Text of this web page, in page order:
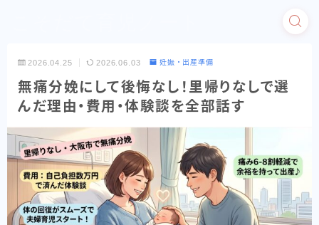
2026.04.25 2026.06.03 妊娠・出産準備
無痛分娩にして後悔なし！里帰りなしで選
んだ理由・費用・体験談を全部話す